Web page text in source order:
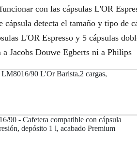
con las cápsulas L'OR
detecta el tamaño y tipo de
L'OR Espresso y 5 cápsulas
Jacobs Douwe Egberts ni a Philips
LM8016/90 L'Or Barista,2 cargas,
90 - Cafetera compatible con cápsula
depósito 1 l, acabado Premium